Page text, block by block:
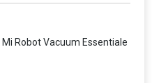
Robot Vacuum Essentiale